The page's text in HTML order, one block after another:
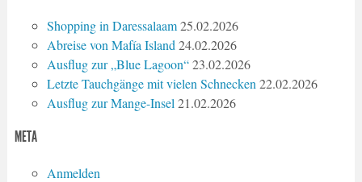
Shopping in Daressalaam 25.02.2026
Abreise von Mafía Island 24.02.2026
Ausflug zur „Blue Lagoon“ 23.02.2026
Letzte Tauchgänge mit vielen Schnecken 22.02.2026
Ausflug zur Mange-Insel 21.02.2026
META
Anmelden